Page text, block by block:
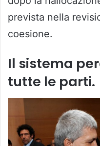
prevista nella
coesione.
Il sistema
tutte le parti.